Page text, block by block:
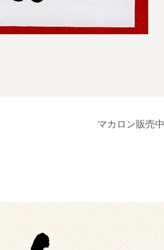
マカロン販売中